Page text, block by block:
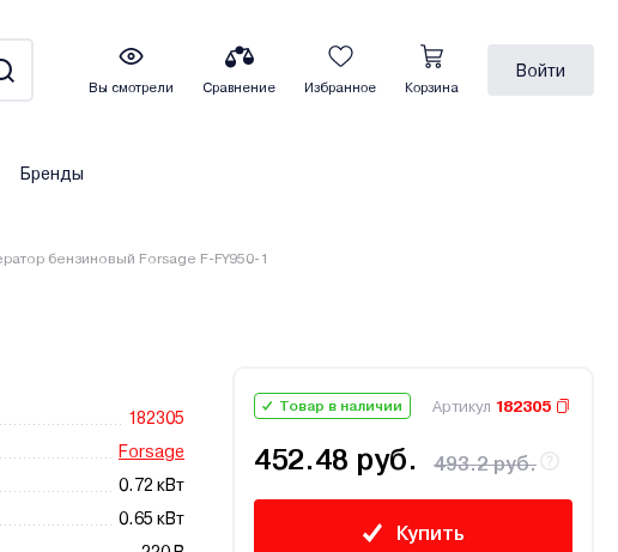
Вы смотрели Сравнение Избранное Корзина
Войти
Бренды
бензиновый Forsage F-FY950-1
182305
Forsage
0.72 кВт
0.65 кВт
Товар в наличии Артикул 182305
452.48 руб. 493.2 руб.
Купить